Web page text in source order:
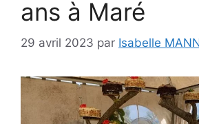
ans à Maré
29 avril 2023 par Isabelle